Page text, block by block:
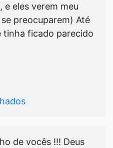
e eles verem meu
preocuparem) Até
tinha ficado parecido
de vocês !!! Deus